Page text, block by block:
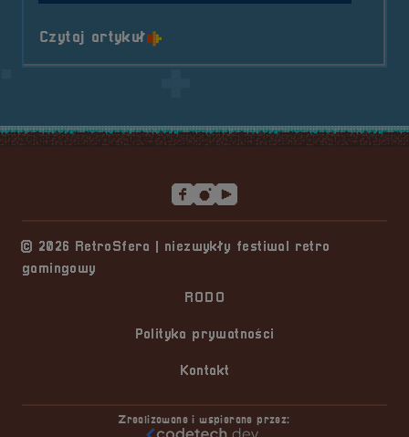
Czytaj artykuło tytule Sponsor &#8211;
© 2026 RetroSfera | niezwykły festiwal retro
gamingowy
RODO
Polityka prywatności
Kontakt
Zrealizowane i wspierane przez: